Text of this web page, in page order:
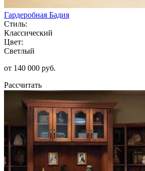
Гардеробная Бадия
Стиль:
Классический
Цвет:
Светлый
от 140 000 руб.
Рассчитать